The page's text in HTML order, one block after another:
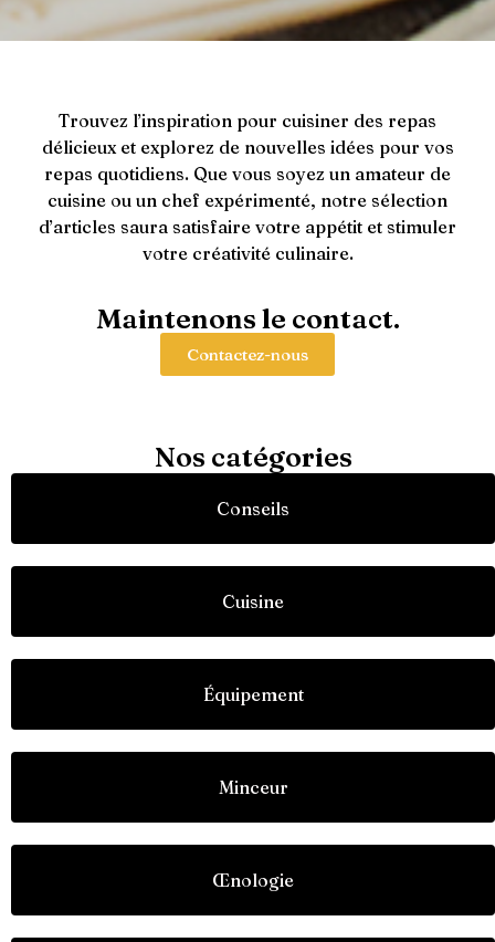
Trouvez l’inspiration pour cuisiner des repas
délicieux et explorez de nouvelles idées pour vos
repas quotidiens. Que vous soyez un amateur de
cuisine ou un chef expérimenté, notre sélection
d’articles saura satisfaire votre appétit et stimuler
votre créativité culinaire.
Maintenons le contact.
Contactez-nous
Nos catégories
Conseils
Cuisine
Équipement
Minceur
Œnologie